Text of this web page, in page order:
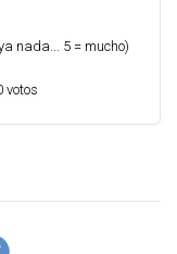
nada... 5 = mucho)
votos